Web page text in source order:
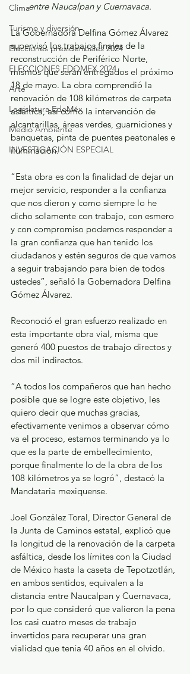
Clima
Turismo y diversión
Elecciones presidenciales 2024
ELECCIONES EDOMEX 2024
Arte
Legislatura EdoMéx
Medio Ambiente
INVESTIGACIÓN ESPECIAL
entre Naucalpan y Cuernavaca.
La Gobernadora Delfina Gómez Álvarez
supervisó los trabajos finales de la
reconstrucción de Periférico Norte,
mismos que serán entregados el próximo
18 de mayo. La obra comprendió la
renovación de 108 kilómetros de carpeta
asfáltica, así como la intervención de
alcantarillas, áreas verdes, guarniciones y
banquetas, pinta de puentes peatonales e
iluminación.
“Esta obra es con la finalidad de dejar un
mejor servicio, responder a la confianza
que nos dieron y como siempre lo he
dicho solamente con trabajo, con esmero
y con compromiso podemos responder a
la gran confianza que han tenido los
ciudadanos y estén seguros de que vamos
a seguir trabajando para bien de todos
ustedes”, señaló la Gobernadora Delfina
Gómez Álvarez.
Reconoció el gran esfuerzo realizado en
esta importante obra vial, misma que
generó 400 puestos de trabajo directos y
dos mil indirectos.
“A todos los compañeros que han hecho
posible que se logre este objetivo, les
quiero decir que muchas gracias,
efectivamente venimos a observar cómo
va el proceso, estamos terminando ya lo
que es la parte de embellecimiento,
porque finalmente lo de la obra de los
108 kilómetros ya se logró”, destacó la
Mandataria mexiquense.
Joel González Toral, Director General de
la Junta de Caminos estatal, explicó que
la longitud de la renovación de la carpeta
asfáltica, desde los límites con la Ciudad
de México hasta la caseta de Tepotzotlán,
en ambos sentidos, equivalen a la
distancia entre Naucalpan y Cuernavaca,
por lo que consideró que valieron la pena
los casi cuatro meses de trabajo
invertidos para recuperar una gran
vialidad que tenía 40 años en el olvido.